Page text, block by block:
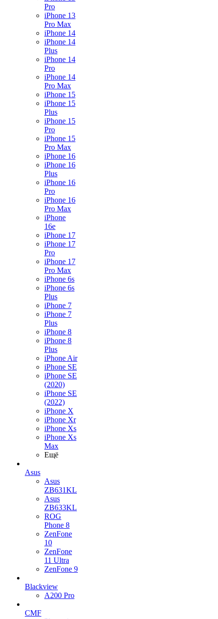
Pro
iPhone 13
Pro Max
iPhone 14
iPhone 14
Plus
iPhone 14
Pro
iPhone 14
Pro Max
iPhone 15
iPhone 15
Plus
iPhone 15
Pro
iPhone 15
Pro Max
iPhone 16
iPhone 16
Plus
iPhone 16
Pro
iPhone 16
Pro Max
iPhone
16e
iPhone 17
iPhone 17
Pro
iPhone 17
Pro Max
iPhone 6s
iPhone 6s
Plus
iPhone 7
iPhone 7
Plus
iPhone 8
iPhone 8
Plus
iPhone Air
iPhone SE
iPhone SE
(2020)
iPhone SE
(2022)
iPhone X
iPhone Xr
iPhone Xs
iPhone Xs
Max
Ещё
Asus
Asus
ZB631KL
Asus
ZB633KL
ROG
Phone 8
ZenFone
10
ZenFone
11 Ultra
ZenFone 9
Blackview
A200 Pro
CMF